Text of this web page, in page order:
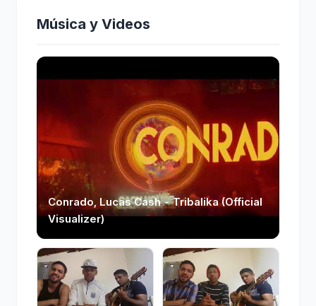
Música y Videos
Conrado, Lucas Cash - Tribalika (Official
Visualizer)